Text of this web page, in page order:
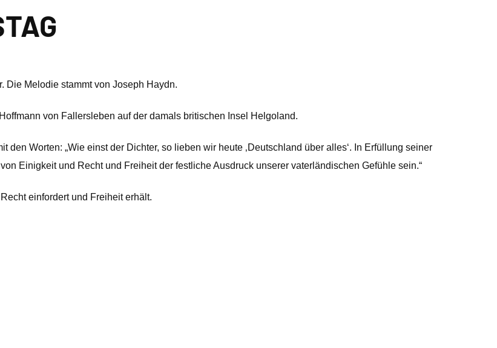
Die Melodie stammt von Joseph Haydn.
von Fallersleben auf der damals britischen Insel Helgoland.
Worten: „Wie einst der Dichter, so lieben wir heute ‚Deutschland über alles‘. In Erfüllung seiner
Einigkeit und Recht und Freiheit der festliche Ausdruck unserer vaterländischen Gefühle sein.“
einfordert und Freiheit erhält.